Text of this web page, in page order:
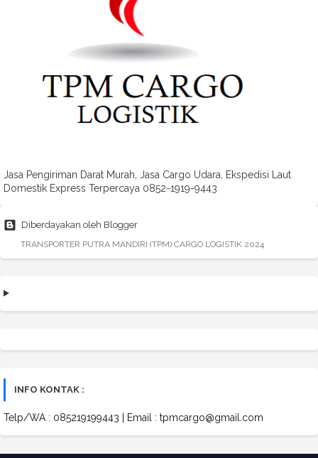
Jasa Pengiriman Darat Murah, Jasa Cargo Udara, Ekspedisi Laut
Domestik Express Terpercaya 0852-1919-9443
Diberdayakan oleh Blogger
TRANSPORTER PUTRA MANDIRI (TPM) CARGO LOGISTIK 2024
INFO KONTAK :
Telp/WA : 085219199443 | Email : tpmcargo@gmail.com